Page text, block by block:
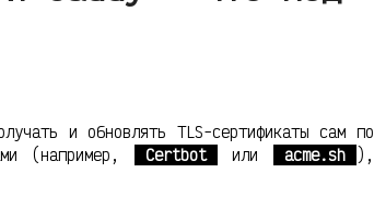
и обновлять TLS-сертификаты сам по
(например,
Certbot или acme.sh
),